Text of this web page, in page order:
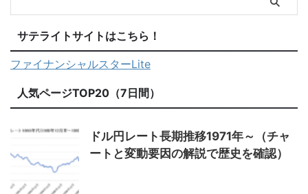
サテライトサイトはこちら！
ファイナンシャルスターLite
人気ページTOP20（7日間）
ドル円レート長期推移1971年～（チャ
ートと変動要因の解説で歴史を確認）